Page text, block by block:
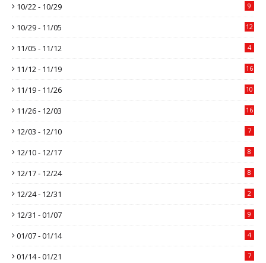
10/22 - 10/29 9
10/29 - 11/05 12
11/05 - 11/12 4
11/12 - 11/19 16
11/19 - 11/26 10
11/26 - 12/03 16
12/03 - 12/10 7
12/10 - 12/17 8
12/17 - 12/24 8
12/24 - 12/31 2
12/31 - 01/07 9
01/07 - 01/14 4
01/14 - 01/21 7